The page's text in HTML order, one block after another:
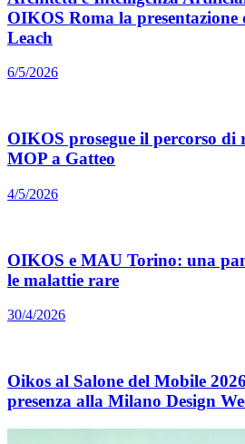
OIKOS Roma la
Leach
6/5/2026
OIKOS prosegue il percorso
MOP a Gatteo
4/5/2026
OIKOS e MAU Torino: una
le malattie rare
30/4/2026
Oikos al Salone del Mobile
presenza alla Milano Design